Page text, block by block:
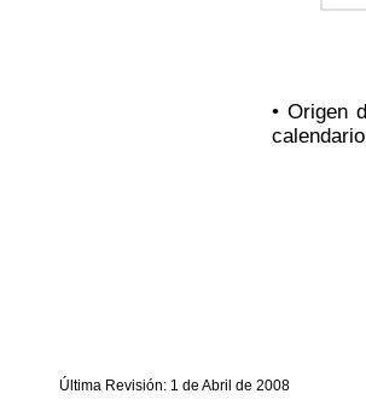
• Origen
Última Revisión: 1 de Abril de 2008